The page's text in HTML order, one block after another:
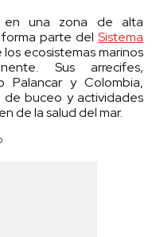
en una zona de alta
parte del Sistema
los ecosistemas marinos
Sus arrecifes,
Palancar y Colombia,
de buceo y actividades
de la salud del mar.